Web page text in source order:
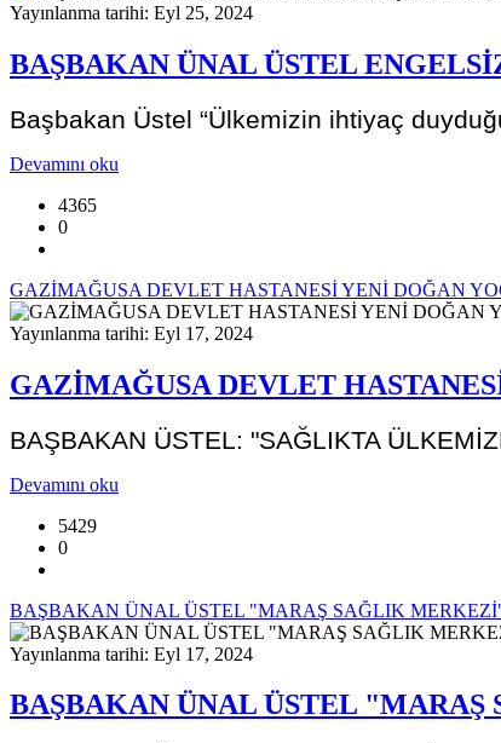
Yayınlanma tarihi: Eyl 25, 2024
BAŞBAKAN ÜNAL ÜSTEL
Başbakan Üstel “Ülkemizin ihtiyaç
Devamını oku
4365
0
GAZİMAĞUSA DEVLET HASTANESİ YENİ DOĞAN
Yayınlanma tarihi: Eyl 17, 2024
GAZİMAĞUSA DEVLET
BAŞBAKAN ÜSTEL: "SAĞLIKTA
Devamını oku
5429
0
BAŞBAKAN ÜNAL ÜSTEL "MARAŞ SAĞLIK
Yayınlanma tarihi: Eyl 17, 2024
BAŞBAKAN ÜNAL ÜSTEL